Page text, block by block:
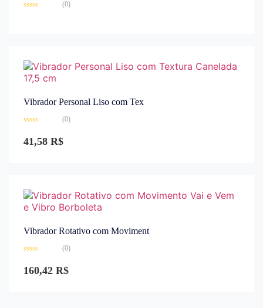
(0)
Vibrador Personal Liso com Tex
0
de
(0)
41,58 R$
Vibrador Rotativo com Moviment
0
de
(0)
160,42 R$